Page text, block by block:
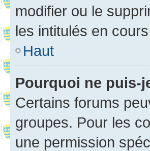
modifier ou le
les intitulés en
Haut
Pourquoi ne puis-
Certains forums
groupes. Pour les
une permission